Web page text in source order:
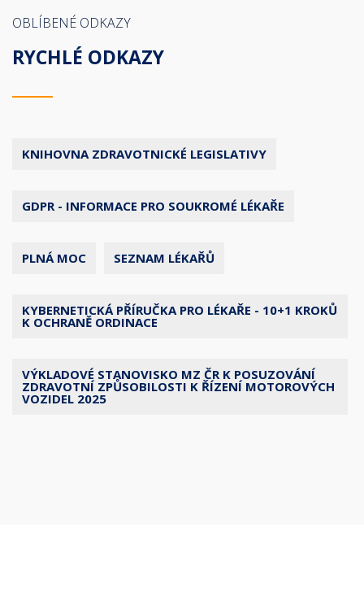
OBLÍBENÉ ODKAZY
RYCHLÉ ODKAZY
KNIHOVNA ZDRAVOTNICKÉ LEGISLATIVY
GDPR - INFORMACE PRO SOUKROMÉ LÉKAŘE
PLNÁ MOC SEZNAM LÉKAŘŮ
KYBERNETICKÁ PŘÍRUČKA PRO LÉKAŘE - 10+1 KROKŮ
K OCHRANĚ ORDINACE
VÝKLADOVÉ STANOVISKO MZ ČR K POSUZOVÁNÍ
ZDRAVOTNÍ ZPŮSOBILOSTI K ŘÍZENÍ MOTOROVÝCH
VOZIDEL 2025